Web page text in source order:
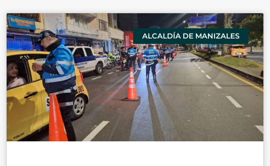
ALCALDÍA DE MANIZALES